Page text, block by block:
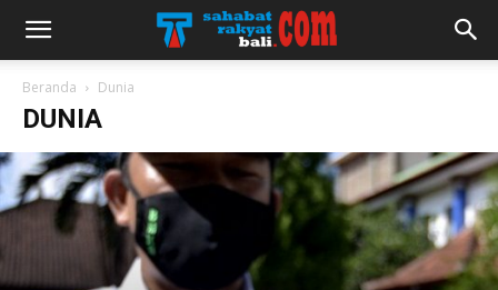
Beranda Dunia
DUNIA